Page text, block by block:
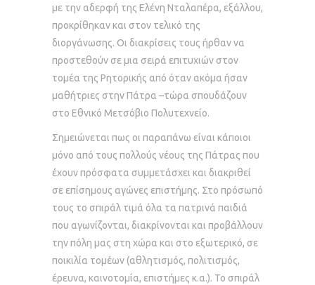
με την αδερφή της Ελένη Νταλαπέρα, εξάλλου,
προκρίθηκαν και στον τελικό της
διοργάνωσης. Οι διακρίσεις τους ήρθαν να
προστεθούν σε μια σειρά επιτυχιών στον
τομέα της Ρητορικής από όταν ακόμα ήσαν
μαθήτριες στην Πάτρα –τώρα σπουδάζουν
στο Εθνικό Μετσόβιο Πολυτεχνείο.
Σημειώνεται πως οι παραπάνω είναι κάποιοι
μόνο από τους πολλούς νέους της Πάτρας που
έχουν πρόσφατα συμμετάσχει και διακριθεί
σε επίσημους αγώνες επιστήμης. Στο πρόσωπό
τους το σπιράλ τιμά όλα τα πατρινά παιδιά
που αγωνίζονται, διακρίνονται και προβάλλουν
την πόλη μας στη χώρα και στο εξωτερικό, σε
ποικιλία τομέων (αθλητισμός, πολιτισμός,
έρευνα, καινοτομία, επιστήμες κ.α.). Το σπιράλ